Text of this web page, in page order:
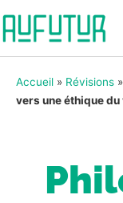
Accueil » Révisions »
vers une éthique